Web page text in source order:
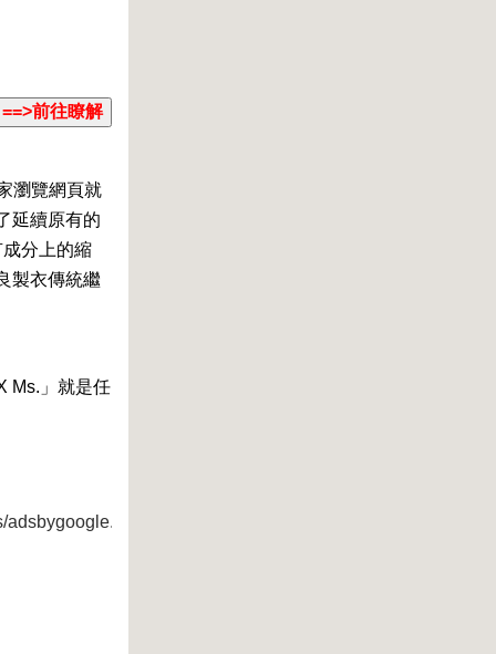
瀏覽網頁就
延續原有的
分上的縮
製衣傳統繼
Ms.」就是任